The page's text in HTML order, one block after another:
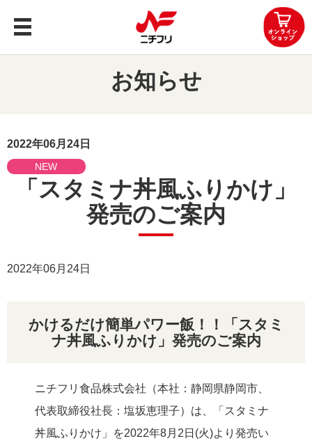
企業情報
レシピ
リクルート
お知らせ
2022年06月24日
NEW
「スタミナ丼風ふりかけ」
発売のご案内
2022年06月24日
かけるだけ簡単パワー飯！！「スタミ
ナ丼風ふりかけ」発売のご案内
ニチフリ食品株式会社（本社：静岡県静岡市、
代表取締役社長：塩坂恵理子）は、「スタミナ
丼風ふりかけ」を2022年8月2日(火)より発売い